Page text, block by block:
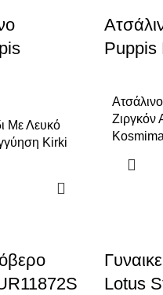
Με Λευκό
Kirki
Puppis
Ζιργκόν
Lotus